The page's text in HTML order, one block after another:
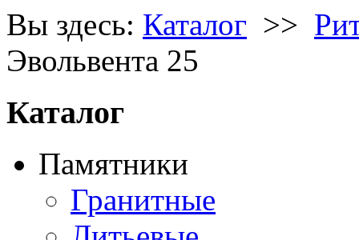
Вы здесь: Каталог >>
Эвольвента 25
Каталог
Памятники
Гранитные